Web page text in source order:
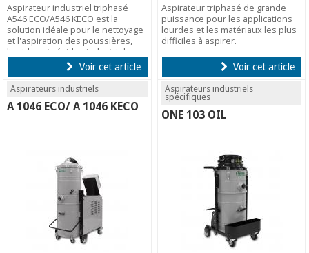
Aspirateur industriel triphasé
A546 ECO/A546 KECO est la
solution idéale pour le nettoyage
et l'aspiration des poussières,
liquides et résidus industriels.
Voir cet article
Aspirateur triphasé de grande
puissance pour les applications
lourdes et les matériaux les plus
difficiles à aspirer.
Voir cet article
Aspirateurs industriels
A 1046 ECO/ A 1046 KECO
Aspirateurs industriels
spécifiques
ONE 103 OIL